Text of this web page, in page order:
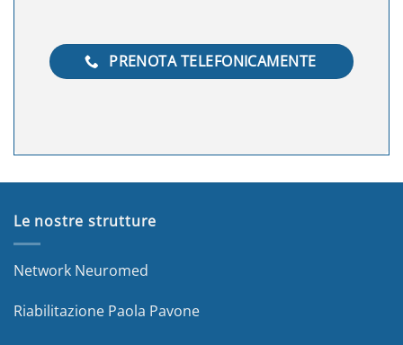
PRENOTA TELEFONICAMENTE
Le nostre strutture
Network Neuromed
Riabilitazione Paola Pavone